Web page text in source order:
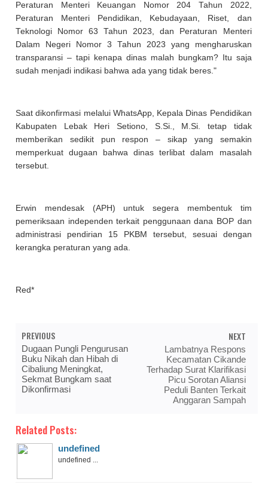
Peraturan Menteri Keuangan Nomor 204 Tahun 2022,
Peraturan Menteri Pendidikan, Kebudayaan, Riset, dan
Teknologi Nomor 63 Tahun 2023, dan Peraturan Menteri
Dalam Negeri Nomor 3 Tahun 2023 yang mengharuskan
transparansi – tapi kenapa dinas malah bungkam? Itu saja
sudah menjadi indikasi bahwa ada yang tidak beres."
Saat dikonfirmasi melalui WhatsApp, Kepala Dinas Pendidikan
Kabupaten Lebak Heri Setiono, S.Si., M.Si. tetap tidak
memberikan sedikit pun respon – sikap yang semakin
memperkuat dugaan bahwa dinas terlibat dalam masalah
tersebut.
Erwin mendesak (APH) untuk segera membentuk tim
pemeriksaan independen terkait penggunaan dana BOP dan
administrasi pendirian 15 PKBM tersebut, sesuai dengan
kerangka peraturan yang ada.
Red*
PREVIOUS
Dugaan Pungli Pengurusan
Buku Nikah dan Hibah di
Cibaliung Meningkat,
Sekmat Bungkam saat
Dikonfirmasi
NEXT
Lambatnya Respons
Kecamatan Cikande
Terhadap Surat Klarifikasi
Picu Sorotan Aliansi
Peduli Banten Terkait
Anggaran Sampah
Related Posts:
undefined
undefined ...